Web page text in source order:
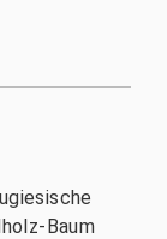
Baum